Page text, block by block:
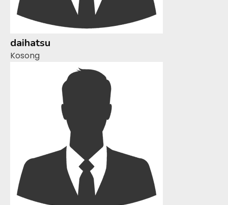
daihatsu
Kosong